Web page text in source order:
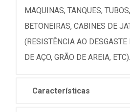
MAQUINAS, TANQUES,
BETONEIRAS, CABINES DE
(RESISTÊNCIA AO
DE AÇO, GRÃO DE AREIA, ETC).
Características